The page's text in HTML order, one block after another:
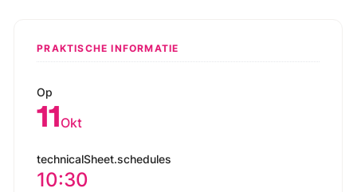
PRAKTISCHE INFORMATIE
Op
11Okt
technicalSheet.schedules
10:30